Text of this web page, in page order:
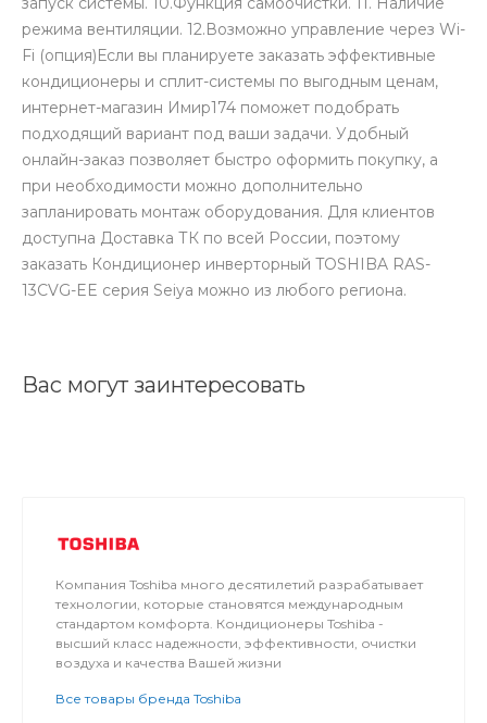
режима вентиляции. 12.Возможно управление через Wi-
Fi (опция)Если вы планируете заказать эффективные
кондиционеры и сплит-системы по выгодным ценам,
интернет-магазин Имир174 поможет подобрать
подходящий вариант под ваши задачи. Удобный
онлайн-заказ позволяет быстро оформить покупку, а
при необходимости можно дополнительно
запланировать монтаж оборудования. Для клиентов
доступна Доставка ТК по всей России, поэтому
заказать Кондиционер инверторный TOSHIBA RAS-
13CVG-EE серия Seiya можно из любого региона.
Вас могут заинтересовать
Компания Toshiba много десятилетий разрабатывает
технологии, которые становятся международным
стандартом комфорта. Кондиционеры Toshiba -
высший класс надежности, эффективности, очистки
воздуха и качества Вашей жизни
Все товары бренда Toshiba